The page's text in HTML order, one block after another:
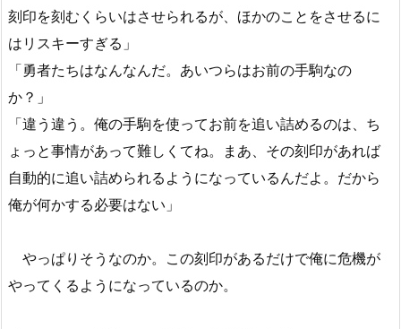
刻印を刻むくらいはさせられるが、ほかのことをさせるに
はリスキーすぎる」
「勇者たちはなんなんだ。あいつらはお前の手駒なの
か？」
「違う違う。俺の手駒を使ってお前を追い詰めるのは、ち
ょっと事情があって難しくてね。まあ、その刻印があれば
自動的に追い詰められるようになっているんだよ。だから
俺が何かする必要はない」
やっぱりそうなのか。この刻印があるだけで俺に危機が
やってくるようになっているのか。